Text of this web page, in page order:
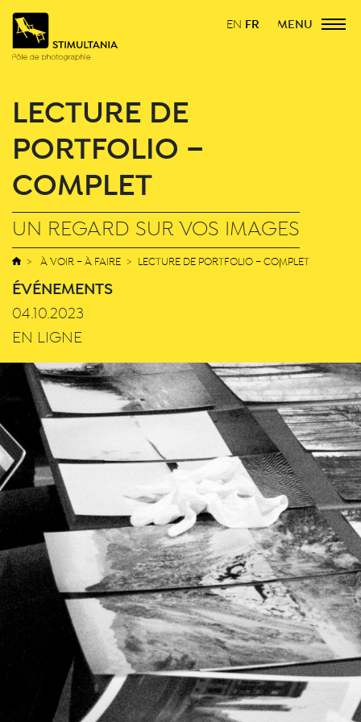
EN FR MENU
LECTURE DE
PORTFOLIO –
COMPLET
UN REGARD SUR VOS IMAGES
À VOIR – À FAIRE LECTURE DE PORTFOLIO – COMPLET
ÉVÉNEMENTS
04.10.2023
EN LIGNE